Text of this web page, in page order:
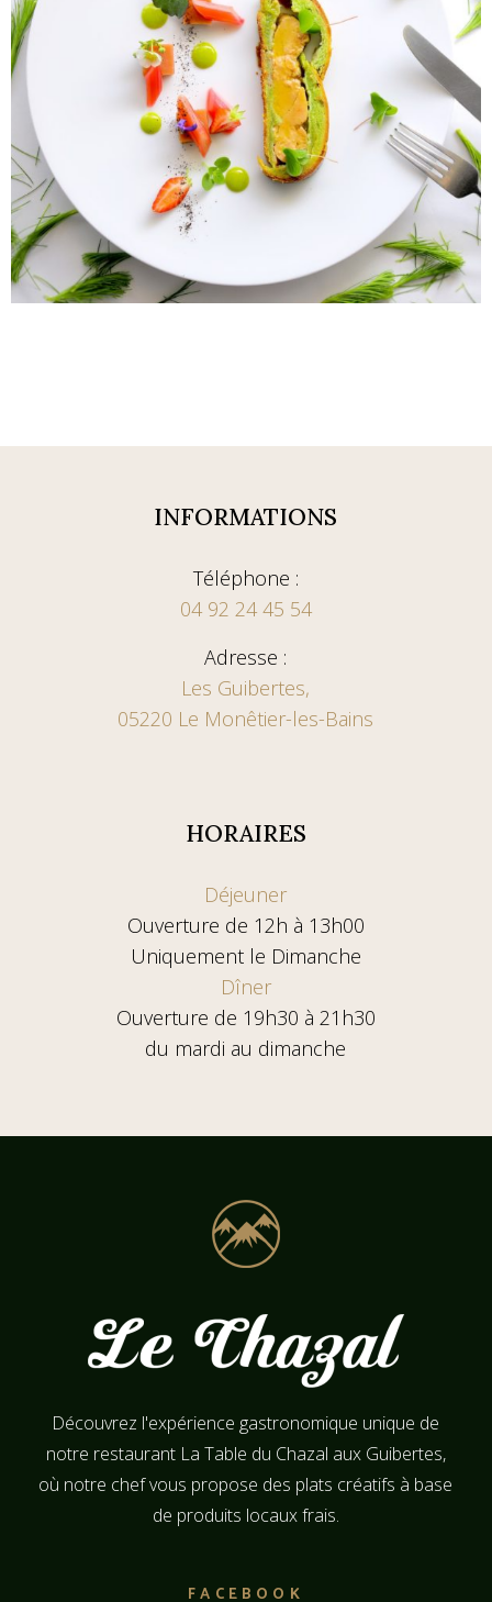
INFORMATIONS
Téléphone :
04 92 24 45 54
Adresse :
Les Guibertes,
05220 Le Monêtier-les-Bains
HORAIRES
Déjeuner
Ouverture de 12h à 13h00
Uniquement le Dimanche
Dîner
Ouverture de 19h30 à 21h30
du mardi au dimanche
Découvrez l'expérience gastronomique unique de
notre restaurant La Table du Chazal aux Guibertes,
où notre chef vous propose des plats créatifs à base
de produits locaux frais.
FACEBOOK